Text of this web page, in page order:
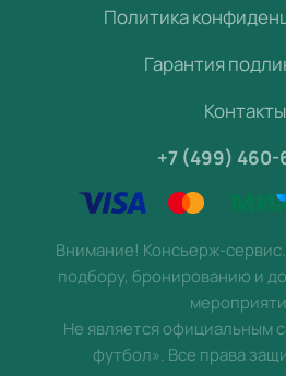
Политика
Гарантия
Контакты
+7 (499) 460-
Внимание! Консьерж-
подбору, бронированию и
Не является официальным
футбол». Все права